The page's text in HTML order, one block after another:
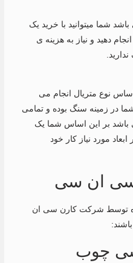
شما میتوانید با خرید یک
دهید و نیاز به هزینه ی
نوع متریال انجام می
در زمینه سنگ بوده و تمامی
بر این اساس شما یک
ابعاد مورد نیاز کار خود
سی ان سی
توسط شرکت کارن سی ان
چوب